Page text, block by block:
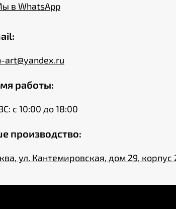
в WhatsApp
art@yandex.ru
работы:
с 10:00 до 18:00
производство:
ул. Кантемировская, дом 29, корпус